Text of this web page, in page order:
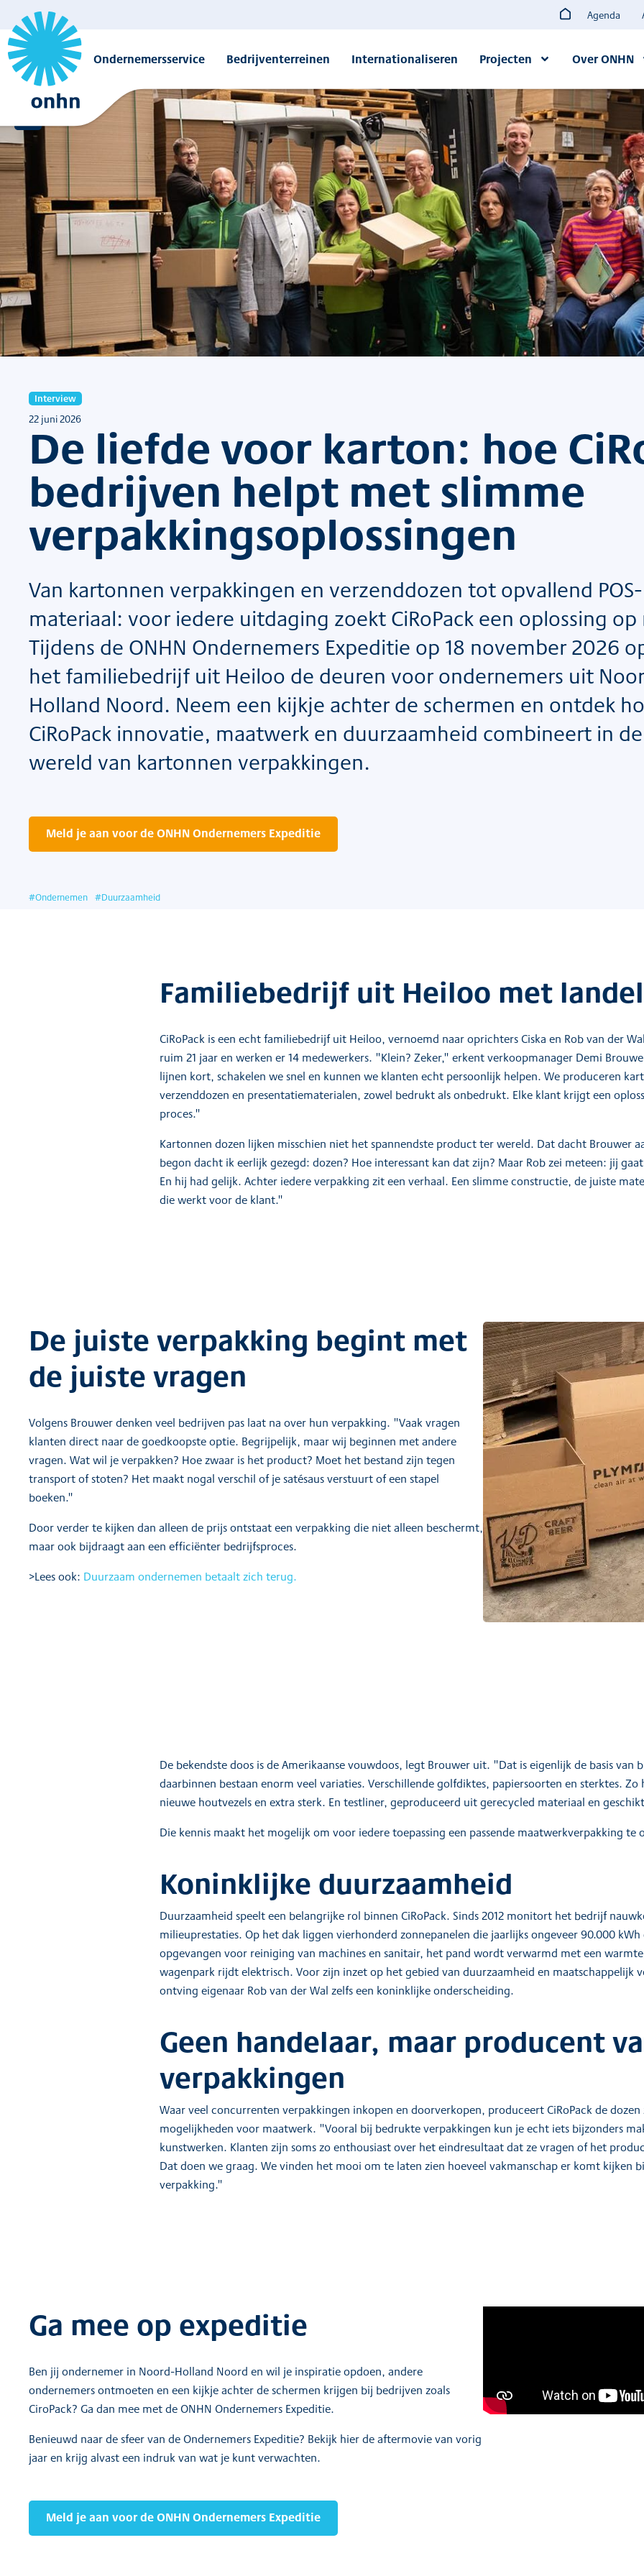
Agenda
Ondernemersservice Bedrijventerreinen Internationaliseren Projecten Over ONHN
Overzicht
Interview
22 juni 2026
De liefde voor karton: hoe
bedrijven helpt met slimme
verpakkingsoplossingen
Van kartonnen verpakkingen en verzenddozen tot opvallend POS-
materiaal: voor iedere uitdaging zoekt CiRoPack een oplossing
Tijdens de ONHN Ondernemers Expeditie op 18 november 2026
het familiebedrijf uit Heiloo de deuren voor ondernemers uit
Holland Noord. Neem een kijkje achter de schermen en ontdek
CiRoPack innovatie, maatwerk en duurzaamheid combineert in de
wereld van kartonnen verpakkingen.
Meld je aan voor de ONHN Ondernemers Expeditie
#Ondernemen #Duurzaamheid
Familiebedrijf uit Heiloo met
CiRoPack is een echt familiebedrijf uit Heiloo, vernoemd naar oprichters Ciska en Rob van der
ruim 21 jaar en werken er 14 medewerkers. "Klein? Zeker," erkent verkoopmanager Demi
lijnen kort, schakelen we snel en kunnen we klanten echt persoonlijk helpen. We produceren
verzenddozen en presentatiematerialen, zowel bedrukt als onbedrukt. Elke klant krijgt een
proces."
Kartonnen dozen lijken misschien niet het spannendste product ter wereld. Dat dacht Brouwer
begon dacht ik eerlijk gezegd: dozen? Hoe interessant kan dat zijn? Maar Rob zei meteen: jij
En hij had gelijk. Achter iedere verpakking zit een verhaal. Een slimme constructie, de juiste
die werkt voor de klant."
De juiste verpakking begint met
de juiste vragen
Volgens Brouwer denken veel bedrijven pas laat na over hun verpakking. "Vaak vragen
klanten direct naar de goedkoopste optie. Begrijpelijk, maar wij beginnen met andere
vragen. Wat wil je verpakken? Hoe zwaar is het product? Moet het bestand zijn tegen
transport of stoten? Het maakt nogal verschil of je satésaus verstuurt of een stapel
boeken."
Door verder te kijken dan alleen de prijs ontstaat een verpakking die niet alleen beschermt,
maar ook bijdraagt aan een efficiënter bedrijfsproces.
>Lees ook: Duurzaam ondernemen betaalt zich terug.
De bekendste doos is de Amerikaanse vouwdoos, legt Brouwer uit. "Dat is eigenlijk de basis van
daarbinnen bestaan enorm veel variaties. Verschillende golfdiktes, papiersoorten en sterktes.
nieuwe houtvezels en extra sterk. En testliner, geproduceerd uit gerecycled materiaal en
Die kennis maakt het mogelijk om voor iedere toepassing een passende maatwerkverpakking te
Koninklijke duurzaamheid
Duurzaamheid speelt een belangrijke rol binnen CiRoPack. Sinds 2012 monitort het bedrijf
milieuprestaties. Op het dak liggen vierhonderd zonnepanelen die jaarlijks ongeveer 90.000
opgevangen voor reiniging van machines en sanitair, het pand wordt verwarmd met een
wagenpark rijdt elektrisch. Voor zijn inzet op het gebied van duurzaamheid en maatschappelijk
ontving eigenaar Rob van der Wal zelfs een koninklijke onderscheiding.
Geen handelaar, maar producent
verpakkingen
Waar veel concurrenten verpakkingen inkopen en doorverkopen, produceert CiRoPack de
mogelijkheden voor maatwerk. "Vooral bij bedrukte verpakkingen kun je echt iets bijzonders
kunstwerken. Klanten zijn soms zo enthousiast over het eindresultaat dat ze vragen of het
Dat doen we graag. We vinden het mooi om te laten zien hoeveel vakmanschap er komt kijken
verpakking."
Ga mee op expeditie
Ben jij ondernemer in Noord-Holland Noord en wil je inspiratie opdoen, andere
ondernemers ontmoeten en een kijkje achter de schermen krijgen bij bedrijven zoals
CiroPack? Ga dan mee met de ONHN Ondernemers Expeditie.
Benieuwd naar de sfeer van de Ondernemers Expeditie? Bekijk hier de aftermovie van vorig
jaar en krijg alvast een indruk van wat je kunt verwachten.
Meld je aan voor de ONHN Ondernemers Expeditie